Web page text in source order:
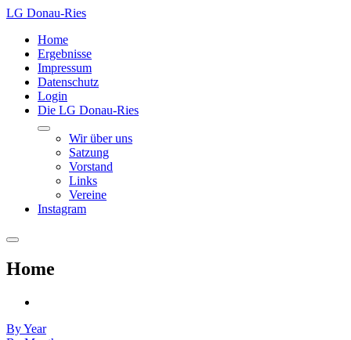
LG Donau-Ries
Home
Ergebnisse
Impressum
Datenschutz
Login
Die LG Donau-Ries
Wir über uns
Satzung
Vorstand
Links
Vereine
Instagram
Home
By Year